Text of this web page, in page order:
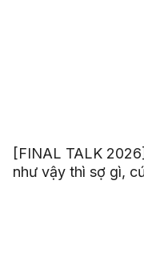
[FINAL TALK
như vậy thì sợ gì,